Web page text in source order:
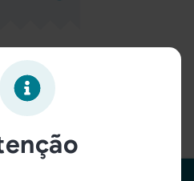
expirada!
Buscar Oportunidades.